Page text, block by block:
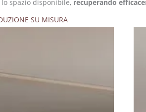
spazio disponibile, recuperando
SU MISURA